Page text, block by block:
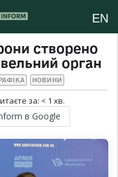
EN
створено
орган
НОВИНИ
за: < 1 хв.
в Google